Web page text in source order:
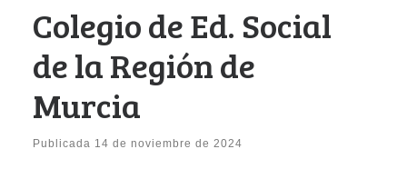
Colegio de Ed. Social
de la Región de
Murcia
Publicada 14 de noviembre de 2024